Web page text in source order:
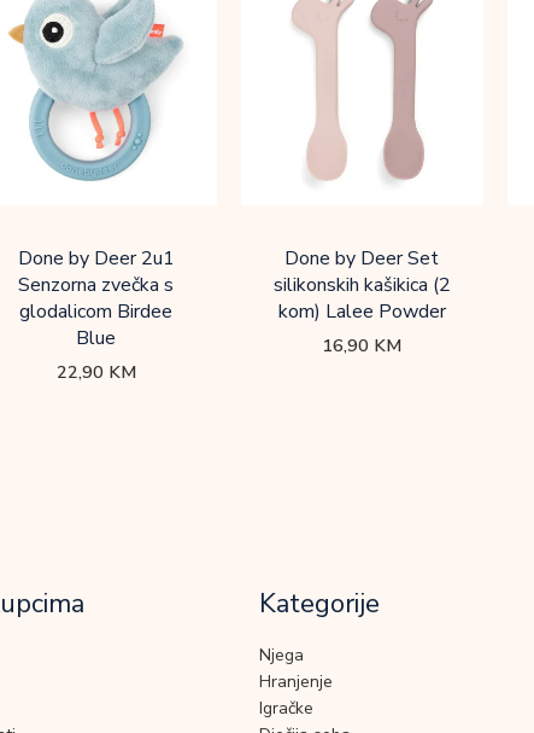
Done by Deer 2u1
Senzorna zvečka s
glodalicom Birdee
Blue
22,90 KM
Done by Deer Set
silikonskih kašikica (2
kom) Lalee Powder
16,90 KM
Kategorije
Njega
Hranjenje
Igračke